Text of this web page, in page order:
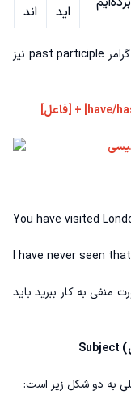
اید
اند
گرامر past participle
نیز
You have visited
I have never seen
منفی به کار ببرید باید
به دو شکل زیر است: